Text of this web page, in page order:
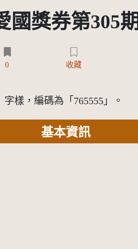
國獎券第305期
0 收藏
樣，編碼為「765555」。
基本資訊